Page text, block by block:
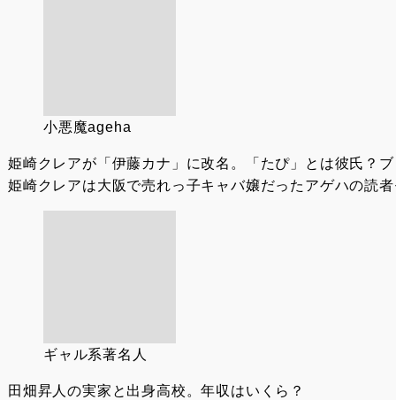
小悪魔ageha
姫崎クレアが「伊藤カナ」に改名。「たぴ」とは彼氏？
姫崎クレアは大阪で売れっ子キャバ嬢だったアゲハの読
ギャル系著名人
田畑昇人の実家と出身高校。年収はいくら？